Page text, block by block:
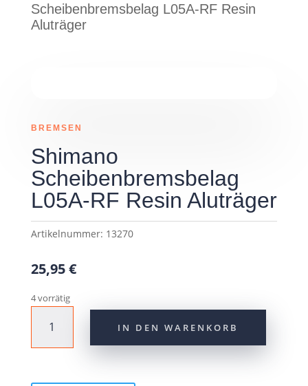
Scheibenbremsbelag L05A-RF Resin
Aluträger
BREMSEN
Shimano
Scheibenbremsbelag
L05A-RF Resin Aluträger
Artikelnummer: 13270
25,95€
4 vorrätig
Scheibenbremsbelag
L05A-
IN DEN WARENKORB